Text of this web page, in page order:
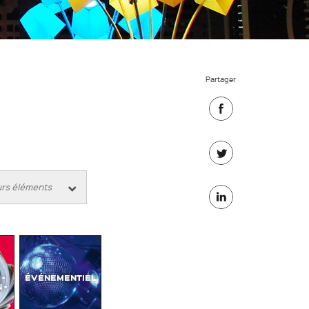
-
ÉVÉNEMENTIEL
Partager
sur
Facebook
sur
Twitter